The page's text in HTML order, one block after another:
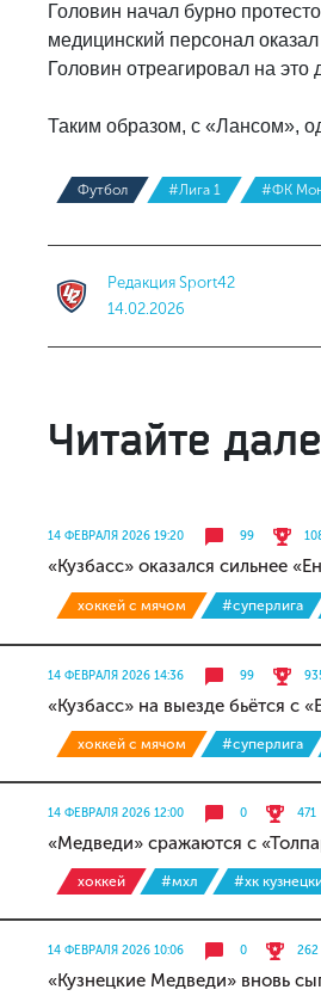
Головин начал бурно
медицинский персонал
Головин отреагировал на
Таким образом, с «Лансом»,
Футбол #Лига 1 #ФК
Редакция Sport42
14.02.2026
Читайте
14 ФЕВРАЛЯ 2026 19:20 99
«Кузбасс» оказался сильнее
хоккей с мячом #суперлига
14 ФЕВРАЛЯ 2026 14:36 99
«Кузбасс» на выезде бьётся с
хоккей с мячом #суперлига
14 ФЕВРАЛЯ 2026 12:00 0 471
«Медведи» сражаются с
хоккей #мхл #хк
14 ФЕВРАЛЯ 2026 10:06 0 262
«Кузнецкие Медведи» вновь